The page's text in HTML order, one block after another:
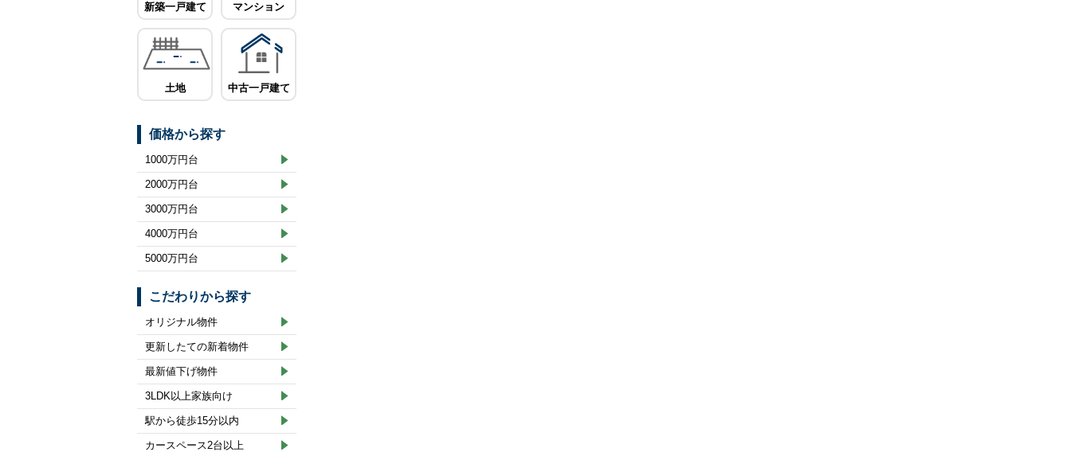
新築一戸建て マンション
土地 中古一戸建て
価格から探す
1000万円台
2000万円台
3000万円台
4000万円台
5000万円台
こだわりから探す
オリジナル物件
更新したての新着物件
最新値下げ物件
3LDK以上家族向け
駅から徒歩15分以内
カースペース2台以上